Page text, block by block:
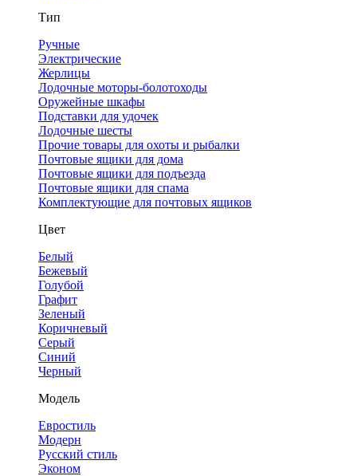
Тип
Ручные
Электрические
Жерлицы
Лодочные моторы-болотоходы
Оружейные шкафы
Подставки для удочек
Лодочные шесты
Прочие товары для охоты и рыбалки
Почтовые ящики для дома
Почтовые ящики для подъезда
Почтовые ящики для спама
Комплектующие для почтовых ящиков
Цвет
Белый
Бежевый
Голубой
Графит
Зеленый
Коричневый
Серый
Синий
Черный
Модель
Евростиль
Модерн
Русский стиль
Эконом